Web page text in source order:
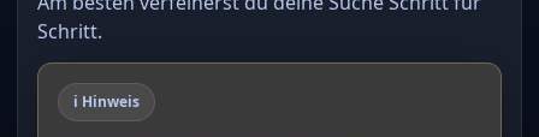
Schritt.
ℹ️ Hinweis